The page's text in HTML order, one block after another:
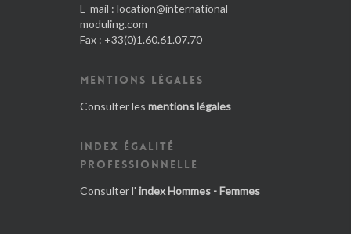
E-mail : location@international-
moduling.com
Fax : +33(0)1.60.61.07.70
MENTIONS LÉGALES
Consulter les mentions légales
INDEX ÉGALITÉ
PROFESSIONNELLE
Consulter l' index Hommes - Femmes